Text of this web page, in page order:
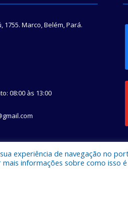
1755. Marco, Belém, Pará.
08:00 às 13:00
experiência de navegação no
informações sobre como isso